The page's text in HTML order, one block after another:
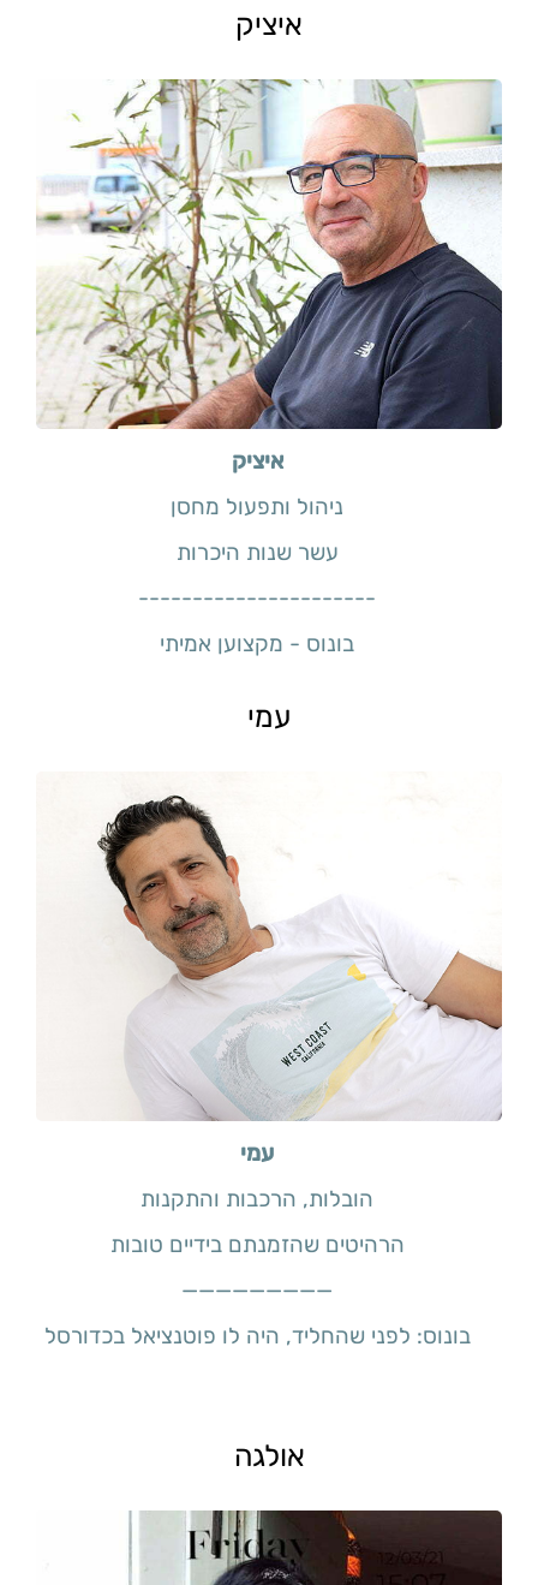
איציק
איציק
ניהול ותפעול מחסן
עשר שנות היכרות
----------------------
בונוס - מקצוען אמיתי
עמי
עמי
הובלות, הרכבות והתקנות
הרהיטים שהזמנתם בידיים טובות
—————————
בונוס: לפני שהחליד, היה לו פוטנציאל בכדורסל
אולגה